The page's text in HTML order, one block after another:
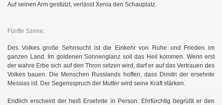
Auf seinen Arm gestützt, verlässt Xenia den Schauplatz.
Fünfte Szene:
Des Volkes große Sehnsucht ist die Einkehr von Ruhe und Frieden im
ganzen Land. Im goldenen Sonnenglanz soll das Heil kommen. Wenn erst
der wahre Erbe sich auf den Thron setzen wird, darf er auf das Vertrauen des
Volkes bauen. Die Menschen Russlands hoffen, dass Dimitri der ersehnte
Messias ist. Der Segensspruch der Mutter wird seine Kraft stärken.
Endlich erscheint der heiß Ersehnte in Person. Ehrfürchtig begrüßt er den